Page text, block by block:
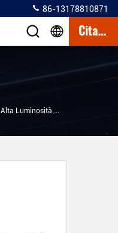
86-13178810871
Citazione
Alta Luminosità Bianco Giallo Luce LED Far Per Auto Motocicletta 4 Pollici